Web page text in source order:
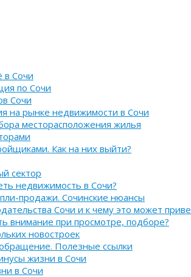
в Сочи
по Сочи
Сочи
на рынке недвижимости в Сочи
месторасположения жилья
Как на них выйти?
сектор
недвижимость в Сочи?
продажи. Сочинские нюансы
Сочи и к чему это может
внимание при просмотре, подборе?
новостроек
Полезные ссылки
жизни в Сочи
в Сочи